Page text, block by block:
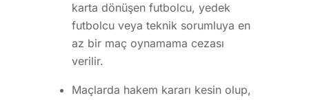
karta dönüşen futbolcu, yedek
futbolcu veya teknik sorumluya en
az bir maç oynamama cezası
verilir.
Maçlarda hakem kararı kesin olup,